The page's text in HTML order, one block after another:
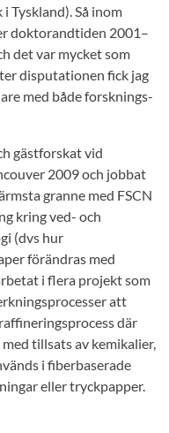
Tyskland). Så inom
doktorandtiden 2001–
det var mycket som
disputationen fick jag
med både forsknings-
gästforskat vid
2009 och jobbat
granne med FSCN
kring ved- och
(dvs hur
förändras med
i flera projekt som
att
där
tillsats av kemikalier,
i fiberbaserade
eller tryckpapper.